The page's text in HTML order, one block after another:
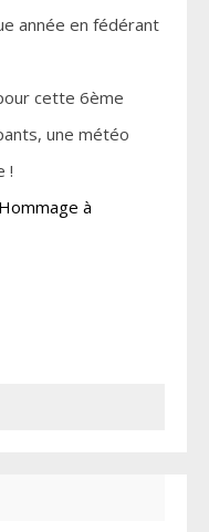
année en fédérant
cette 6ème
une météo
!
Hommage à